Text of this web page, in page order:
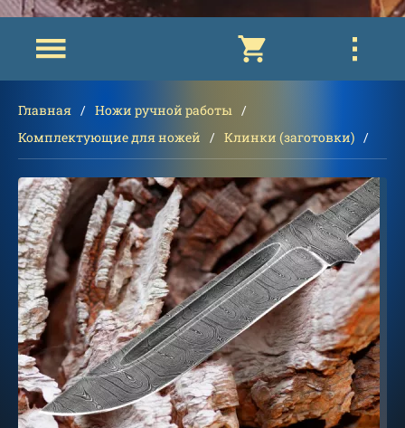
Главная
Ножи ручной работы
Комплектующие для ножей
Клинки (заготовки)